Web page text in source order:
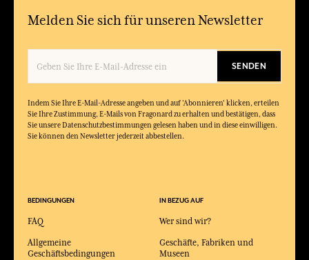
Melden Sie sich für unseren Newsletter
SENDEN
Indem Sie Ihre E-Mail-Adresse angeben und auf 'Abonnieren' klicken, erteilen
Sie Ihre Zustimmung, E-Mails von Fragonard zu erhalten und bestätigen, dass
Sie unsere Datenschutzbestimmungen gelesen haben und in diese einwilligen.
Sie können den Newsletter jederzeit abbestellen.
BEDINGUNGEN
FAQ
Allgemeine
Geschäftsbedingungen
IN BEZUG AUF
Wer sind wir?
Geschäfte, Fabriken und
Museen